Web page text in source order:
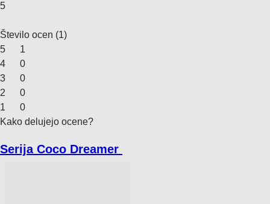
5
Število ocen (1)
5
1
4
0
3
0
2
0
1
0
Kako delujejo ocene?
Serija Coco Dreamer